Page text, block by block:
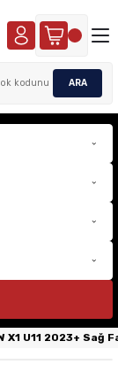
ARA
X1 U11 2023+ Sağ